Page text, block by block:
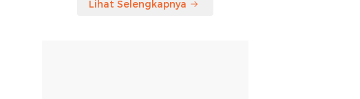
Lihat Selengkapnya